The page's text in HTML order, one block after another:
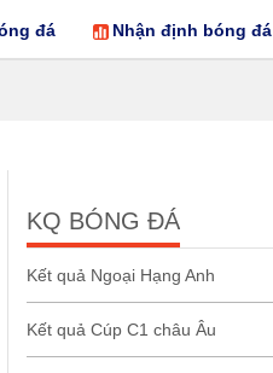
đá Nhận định bóng đá
KQ BÓNG ĐÁ
Kết quả Ngoại Hạng Anh
Kết quả Cúp C1 châu Âu